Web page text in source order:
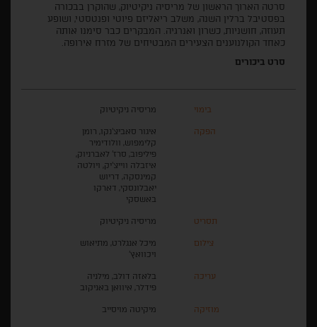
סרטה הארוך הראשון של מריסיה ניקיטיוק, שהוקרן בבכורה
בפסטיבל ברלין השנה, משלב ריאליזם פיוטי ופנטסטי, ושופע
תעוזה, חושניות, כשרון ואנרגיה. המבקרים כבר סימנו אותה
כאחד הקולנוענים הצעירים המבטיחים של מזרח אירופה.
סרט ביכורים
בימוי מריסיה ניקיטיוק
הפקה
איגור סאביצ'נקו, רומן
קלימפוש, וולודימיר
פיליפוב, סרז' לאברניוק,
איזבלה ווייצ'יק, ויולטה
קמינסקה, דריוש
יאבלונסקי, דארקו
באשסקי
תסריט מריסיה ניקיטיוק
צילום
מיכל אנגלרט, מתיאוש
ויכוואץ'
עריכה
בלאזה דולב, מילניה
פידלר, איוואן באניקוב
מוזיקה מיקיטה מויסייב